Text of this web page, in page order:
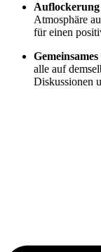
Atmosphäre
für einen
alle auf
Diskussionen